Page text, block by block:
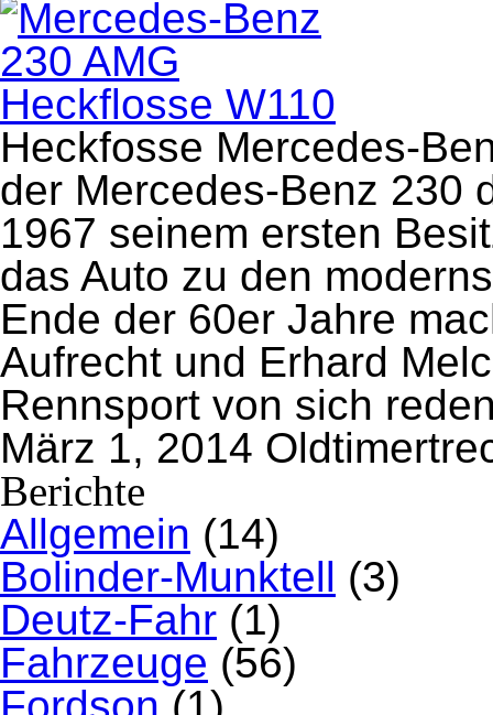
Heckfosse Mercedes-
der Mercedes-Benz 230
1967 seinem ersten
das Auto zu den
Ende der 60er Jahre
Aufrecht und Erhard
Rennsport von sich
März 1, 2014
Berichte
Allgemein (14)
Bolinder-Munktell (3)
Deutz-Fahr (1)
Fahrzeuge (56)